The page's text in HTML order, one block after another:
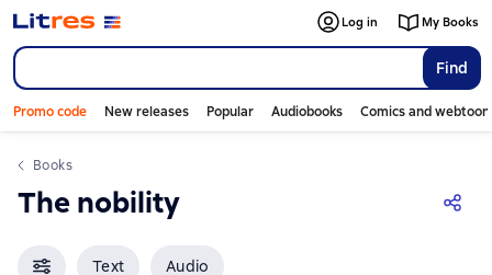
Find
Log in My Books
Promo code New releases Popular Audiobooks Comics and
Books
The nobility
Text Audio